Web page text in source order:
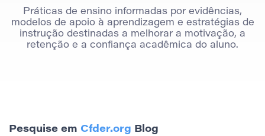
Práticas de ensino informadas por evidências,
modelos de apoio à aprendizagem e estratégias de
instrução destinadas a melhorar a motivação, a
retenção e a confiança acadêmica do aluno.
Pesquise em Cfder.org Blog